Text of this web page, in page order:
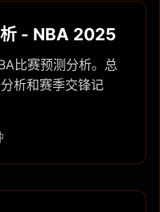
- NBA 2025
比赛预测分析。总
析和赛季交锋记